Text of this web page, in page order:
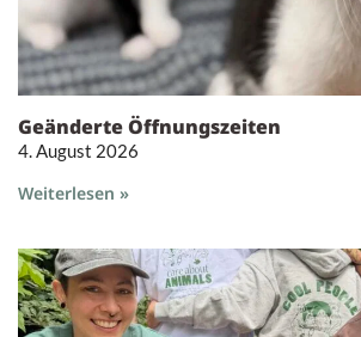
Geänderte Öffnungszeiten
4. August 2026
Weiterlesen »